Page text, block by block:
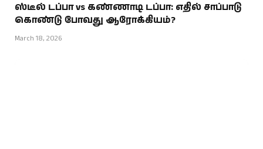
ஸ்டீல் டப்பா vs கண்ணாடி டப்பா: எதில் சாப்பாடு
கொண்டு போவது ஆரோக்கியம்?
March 18, 2026